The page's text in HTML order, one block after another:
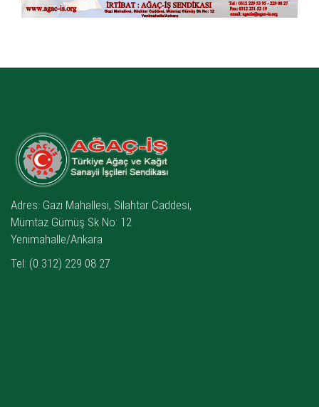
Adres: Gazi Mahallesi, Silahtar Caddesi,
Mümtaz Gümüş Sk No: 12
Yenimahalle/Ankara
Tel: (0 312) 229 08 27